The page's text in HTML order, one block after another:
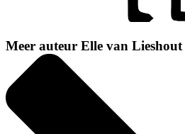
Meer auteur Elle van Lieshout